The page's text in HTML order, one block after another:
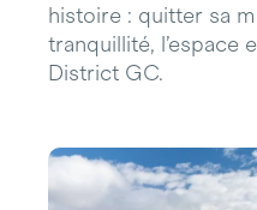
histoire : quitter sa
tranquillité, l’espace
District GC.